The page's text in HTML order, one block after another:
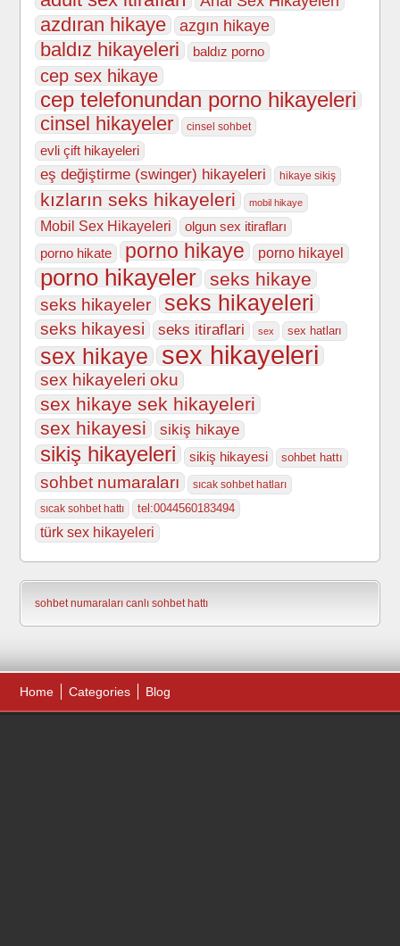
azdıran hikaye azgın hikaye
baldız hikayeleri baldız porno
cep sex hikaye
cep telefonundan porno hikayeleri
cinsel hikayeler cinsel sohbet
evli çift hikayeleri
eş değiştirme (swinger) hikayeleri hikaye sikiş
kızların seks hikayeleri mobil hikaye
Mobil Sex Hikayeleri
olgun sex itirafları
porno hikate
porno hikaye porno hikayel
porno hikayeler seks hikaye
seks hikayeler seks hikayeleri
seks hikayesi seks itiraflari sex sex hatları
sex hikaye sex hikayeleri
sex hikayeleri oku
sex hikaye sek hikayeleri
sex hikayesi
sikiş hikaye
sikiş hikayeleri sikiş hikayesi sohbet hattı
sohbet numaraları
sıcak sohbet hatları
sıcak sohbet hattı
tel:0044560183494
türk sex hikayeleri
sohbet numaraları canlı sohbet hattı
Home Categories Blog